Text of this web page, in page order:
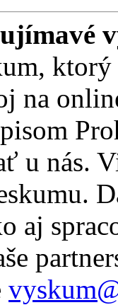
na
u nás.
aj